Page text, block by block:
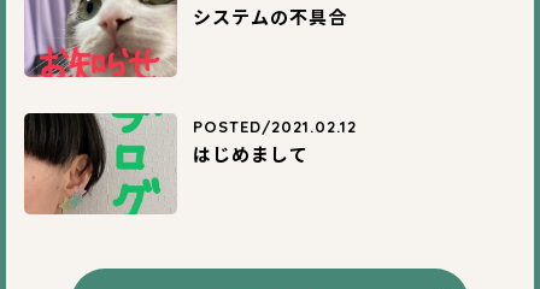
システムの不具合
POSTED/2021.02.12
はじめまして